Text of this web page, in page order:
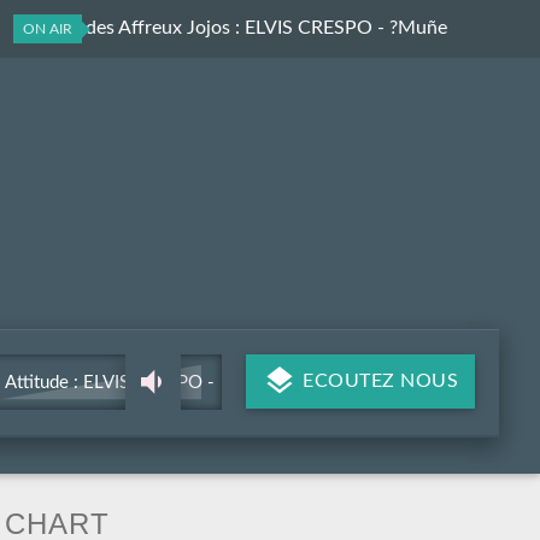
ON AIR
Best-Of des Affreux Jojos : ELVIS CRESPO - ?Muñe
Attitude : ELVIS CRESPO -
?Muñe
ECOUTEZ NOUS
CHART